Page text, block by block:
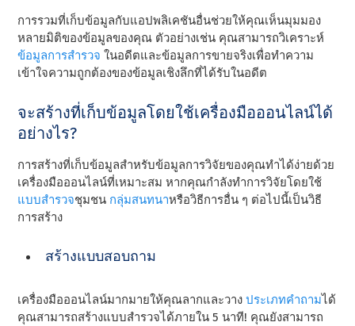
การรวมที่เก็บข้อมูลกับแอปพลิเคชันอื่นช่วยให้คุณเห็นมุมมอง
หลายมิติของข้อมูลของคุณ ตัวอย่างเช่น คุณสามารถวิเคราะห์
ข้อมูลการสํารวจ ในอดีตและข้อมูลการขายจริงเพื่อทําความ
เข้าใจความถูกต้องของข้อมูลเชิงลึกที่ได้รับในอดีต
จะสร้างที่เก็บข้อมูลโดยใช้เครื่องมือออนไลน์ได้
อย่างไร?
การสร้างที่เก็บข้อมูลสําหรับข้อมูลการวิจัยของคุณทําได้ง่ายด้วย
เครื่องมือออนไลน์ที่เหมาะสม หากคุณกําลังทําการวิจัยโดยใช้
แบบสํารวจชุมชน กลุ่มสนทนาหรือวิธีการอื่น ๆ ต่อไปนี้เป็นวิธี
การสร้าง
สร้างแบบสอบถาม
เครื่องมือออนไลน์มากมายให้คุณลากและวางประเภทคําถามได้
คุณสามารถสร้างแบบสํารวจได้ภายใน 5 นาที! คุณยังสามารถ